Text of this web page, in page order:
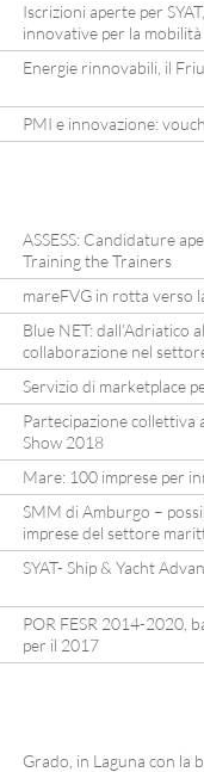
Iscrizioni aperte per
innovative per la mobilità
Energie rinnovabili, il
PMI e innovazione:
ASSESS: Candidature
Training the Trainers
mareFVG in rotta verso
Blue NET: dall’Adriatico
collaborazione nel
Servizio di marketplace
Partecipazione
Show 2018
Mare: 100 imprese per
SMM di Amburgo –
imprese del settore
SYAT- Ship & Yacht
POR FESR 2014-2020,
per il 2017
Grado, in Laguna con la